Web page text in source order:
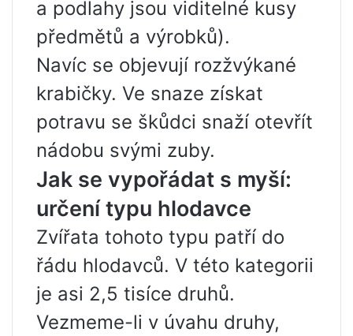
a podlahy jsou viditelné kusy
předmětů a výrobků).
Navíc se objevují rozžvýkané
krabičky. Ve snaze získat
potravu se škůdci snaží otevřít
nádobu svými zuby.
Jak se vypořádat s myší:
určení typu hlodavce
Zvířata tohoto typu patří do
řádu hlodavců. V této kategorii
je asi 2,5 tisíce druhů.
Vezmeme-li v úvahu druhy,